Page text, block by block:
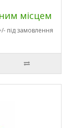
місцем
під замовлення